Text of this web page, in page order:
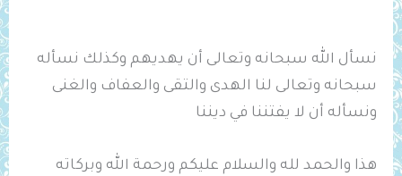
نسأل الله سبحانه وتعالى أن يهديهم وكذلك نسأله
سبحانه وتعالى لنا الهدى والتقى والعفاف والغنى
ونسأله أن لا يفتننا في ديننا
هذا والحمد لله والسلام عليكم ورحمة الله وبركاته